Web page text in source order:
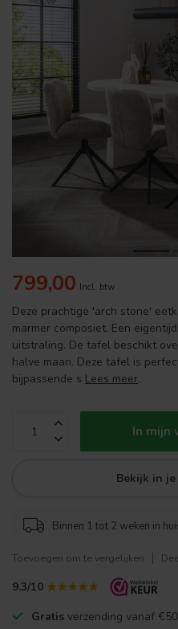
799,00 Incl. btw
Deze prachtige 'arch stone'
marmer composiet. Een
uitstraling. De tafel beschikt
halve maan. Deze tafel is
bijpassende s Lees meer.
In mijn
Bekijk in
Binnen 1 tot 2 weken in
Toevoegen om te vergelijken
9.3/10
Gratis verzending vanaf